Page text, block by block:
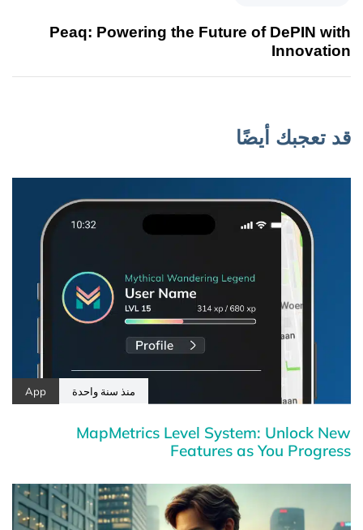
Peaq: Powering the Future of DePIN with
Innovation
قد تعجبك أيضًا
منذ سنة واحدة App
MapMetrics Level System: Unlock New
Features as You Progress